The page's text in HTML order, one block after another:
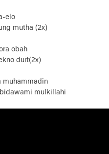
elo
mutha (2x)
obah
duit(2x)
muhammadin
mulkillahi